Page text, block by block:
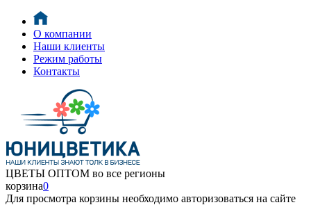
О компании
Наши клиенты
Режим работы
Контакты
ЦВЕТЫ ОПТОМ во все регионы
корзина0
Для просмотра корзины необходимо авторизоваться на сайте